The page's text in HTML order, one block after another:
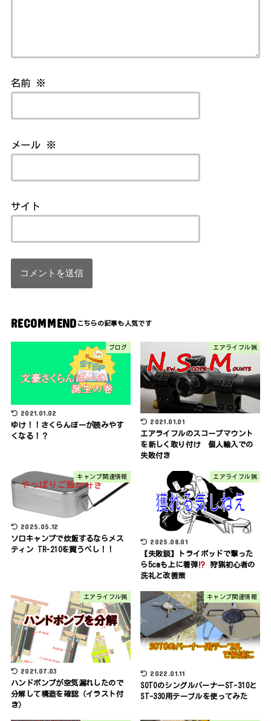
名前 ※
メール ※
サイト
RECOMMEND
ブログ
2021.01.02
ゆけ！！さくらんぼーが読みやす
くなる！？
エアライフル猟
2021.01.01
エアライフルのスコープマウント
を新しく取り付け 個人輸入での
失敗付き
キャンプ関連情報
2025.05.12
ソロキャンプで炊飯するならメス
ティン TR-210を買うべし！！
エアライフル猟
2025.08.01
【失敗談】トライポッドで撃った
ら5cmも上に着弾
狩猟初心者の
洗礼と改善策
エアライフル猟
2021.07.03
ハンドポンプが空気漏れしたので
分解して構造を確認（イラスト付
き）
キャンプ関連情報
2022.01.11
SOTOのシングルバーナーST-310と
ST-330用テーブルを使ってみた